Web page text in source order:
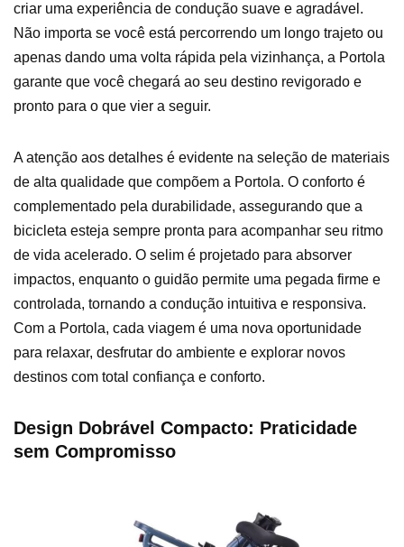
criar uma experiência de condução suave e agradável.
Não importa se você está percorrendo um longo trajeto ou
apenas dando uma volta rápida pela vizinhança, a Portola
garante que você chegará ao seu destino revigorado e
pronto para o que vier a seguir.
A atenção aos detalhes é evidente na seleção de materiais
de alta qualidade que compõem a Portola. O conforto é
complementado pela durabilidade, assegurando que a
bicicleta esteja sempre pronta para acompanhar seu ritmo
de vida acelerado. O selim é projetado para absorver
impactos, enquanto o guidão permite uma pegada firme e
controlada, tornando a condução intuitiva e responsiva.
Com a Portola, cada viagem é uma nova oportunidade
para relaxar, desfrutar do ambiente e explorar novos
destinos com total confiança e conforto.
Design Dobrável Compacto: Praticidade
sem Compromisso